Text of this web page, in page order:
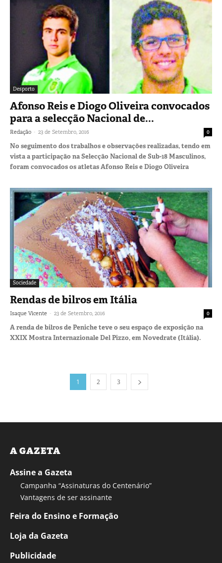
Desporto
Afonso Reis e Diogo Oliveira convocados
para a selecção Nacional de...
Redação - 23 de Setembro, 2016 0
No seguimento dos trabalhos e observações realizadas, tendo em
vista a participação na Selecção Nacional de Sub-18 Masculinos,
foram convocados os atletas Afonso Reis e Diogo Oliveira
Sociedade
Rendas de bilros em Itália
Isaque Vicente - 23 de Setembro, 2016 0
A renda de bilros de Peniche teve o seu espaço de exposição na
XXIX Mostra Internazionale Del Pizzo, em Novedrate (Itália).
1 2 3
A GAZETA
Assine a Gazeta
Campanha “Assinaturas do Centenário”
Vantagens de ser assinante
Feira do Ensino e Formação
Loja da Gazeta
Publicidade